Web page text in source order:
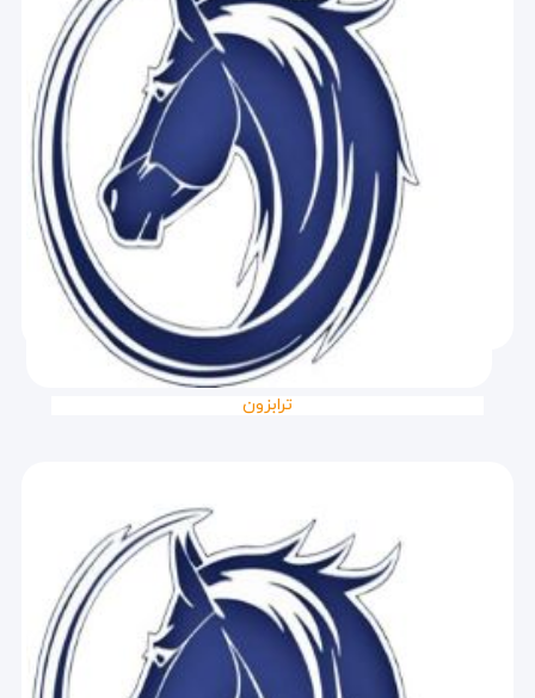
ترابزون